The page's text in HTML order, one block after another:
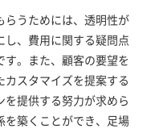
らうためには、透明性が
し、費用に関する疑問点
す。また、顧客の要望を
カスタマイズを提案する
を提供する努力が求めら
を築くことができ、足場